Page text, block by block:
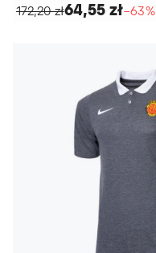
172,20 zł64,55 zł−63%